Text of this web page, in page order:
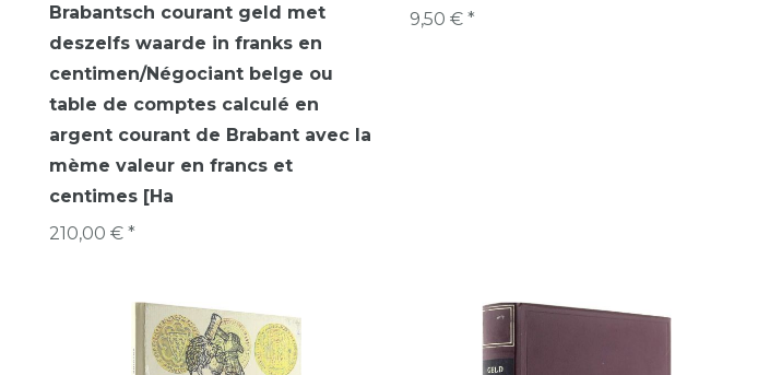
Brabantsch courant geld met
deszelfs waarde in franks en
centimen/Négociant belge ou
table de comptes calculé en
argent courant de Brabant avec la
mème valeur en francs et
centimes [Ha
210,00 € *
9,50 € *